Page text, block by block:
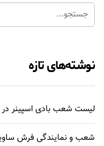
نوشته‌های تازه
لیست شعب بادی اسپینر
شعب و نمایندگی فرش